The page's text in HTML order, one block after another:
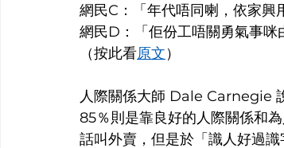
網民C：「年代唔同喇，依家興
網民D：「佢份工唔關勇氣事咪
（按此看原文）
人際關係大師 Dale Carnegie
85％則是靠良好的人際關係和
話叫外賣，但是於「識人好過